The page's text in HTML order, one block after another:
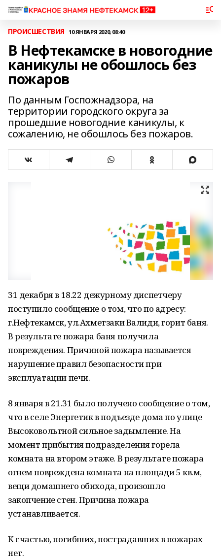
ПРОИСШЕСТВИЯ 10 ЯНВАРЯ 2020, 08:40
В Нефтекамске в новогодние
каникулы не обошлось без
пожаров
По данным Госпожнадзора, на
территории городского округа за
прошедшие новогодние каникулы, к
сожалению, не обошлось без пожаров.
31 декабря в 18.22 дежурному диспетчеру
поступило сообщение о том, что по адресу:
г.Нефтекамск, ул.Ахметзаки Валиди, горит баня.
В результате пожара баня получила
повреждения. Причиной пожара называется
нарушение правил безопасности при
эксплуатации печи.
8 января в 21.31 было получено сообщение о том,
что в селе Энергетик в подъезде дома по улице
Высоковольтной сильное задымление. На
момент прибытия подразделения горела
комната на втором этаже. В результате пожара
огнем повреждена комната на площади 5 кв.м,
вещи домашнего обихода, произошло
закопчение стен. Причина пожара
устанавливается.
К счастью, погибших, пострадавших в пожарах
нет.